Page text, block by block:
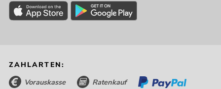
ZAHLARTEN:
Vorauskasse Ratenkauf